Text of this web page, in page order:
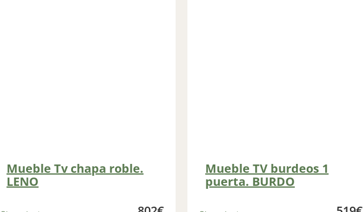
Mueble Tv chapa roble.
LENO
Mueble TV burdeos 1
puerta. BURDO